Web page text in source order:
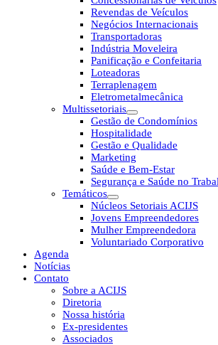
Revendas de Veículos
Negócios Internacionais
Transportadoras
Indústria Moveleira
Panificação e Confeitaria
Loteadoras
Terraplenagem
Eletrometalmecânica
Multissetoriais
Gestão de Condomínios
Hospitalidade
Gestão e Qualidade
Marketing
Saúde e Bem-Estar
Segurança e Saúde no
Temáticos
Núcleos Setoriais ACIJS
Jovens Empreendedores
Mulher Empreendedora
Voluntariado Corporativo
Agenda
Notícias
Contato
Sobre a ACIJS
Diretoria
Nossa história
Ex-presidentes
Associados